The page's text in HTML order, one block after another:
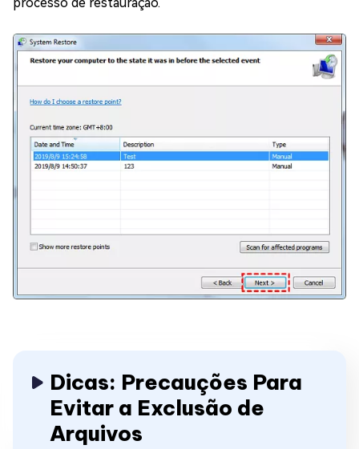
Dicas: Precauções Para
Evitar a Exclusão de
Arquivos